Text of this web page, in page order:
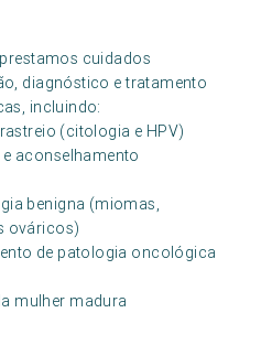
prestamos cuidados
diagnóstico e tratamento
incluindo:
(citologia e HPV)
aconselhamento
benigna (miomas,
ováricos)
de patologia oncológica
mulher madura